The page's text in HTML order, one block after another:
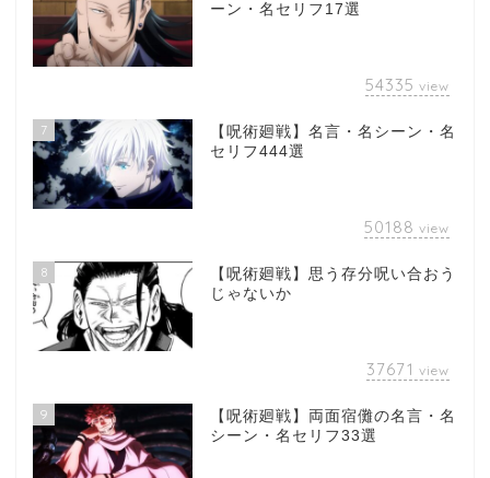
ーン・名セリフ17選
54335 view
7
【呪術廻戦】名言・名シーン・名
セリフ444選
50188 view
8
【呪術廻戦】思う存分呪い合おう
じゃないか
37671 view
9
【呪術廻戦】両面宿儺の名言・名
シーン・名セリフ33選